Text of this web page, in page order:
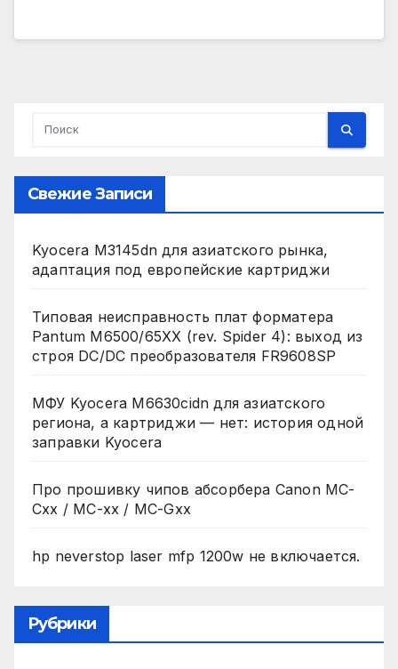
Свежие Записи
Kyocera M3145dn для азиатского рынка,
адаптация под европейские картриджи
Типовая неисправность плат форматера
Pantum M6500/65XX (rev. Spider 4): выход из
строя DC/DC преобразователя FR9608SP
МФУ Kyocera M6630cidn для азиатского
региона, а картриджи — нет: история одной
заправки Kyocera
Про прошивку чипов абсорбера Canon MC-
Cxx / MC-xx / MC-Gxx
hp neverstop laser mfp 1200w не включается.
Рубрики